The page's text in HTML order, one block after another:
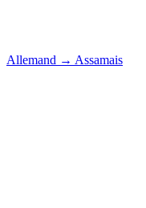
Allemand → Assamais